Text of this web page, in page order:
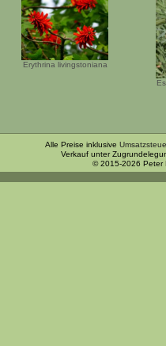
Erythrina livingstoniana
Alle Preise inklusive
Verkauf unter
© 2015-2026 Peter